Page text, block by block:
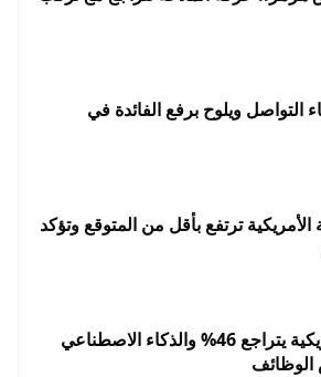
ويلوح برفع الفائدة في
الأمريكية ترتفع بأقل من المتوقع وتؤكد
تسريح العمالة الأمريكية يتراجع 46% والذكاء الاصطناعي